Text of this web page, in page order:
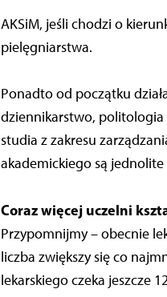
AKSiM, jeśli chodzi o
pielęgniarstwa.
Ponadto od początku
dziennikarstwo, politologia
studia z zakresu
akademickiego są
Coraz więcej uczelni
Przypomnijmy – obecnie
liczba zwiększy się co
lekarskiego czeka jeszcze